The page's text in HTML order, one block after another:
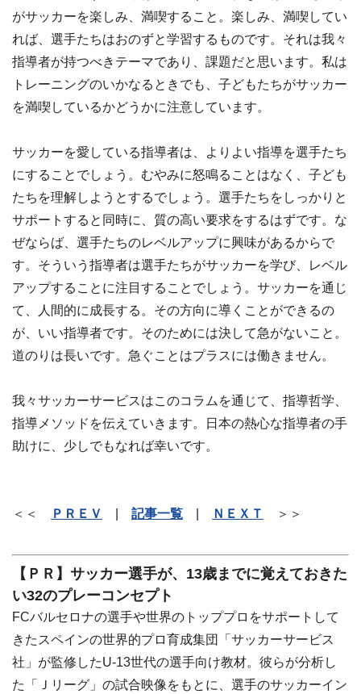
がサッカーを楽しみ、満喫すること。楽しみ、満喫してい
れば、選手たちはおのずと学習するものです。それは我々
指導者が持つべきテーマであり、課題だと思います。私は
トレーニングのいかなるときでも、子どもたちがサッカー
を満喫しているかどうかに注意しています。
サッカーを愛している指導者は、よりよい指導を選手たち
にすることでしょう。むやみに怒鳴ることはなく、子ども
たちを理解しようとするでしょう。選手たちをしっかりと
サポートすると同時に、質の高い要求をするはずです。な
ぜならば、選手たちのレベルアップに興味があるからで
す。そういう指導者は選手たちがサッカーを学び、レベル
アップすることに注目することでしょう。サッカーを通じ
て、人間的に成長する。その方向に導くことができるの
が、いい指導者です。そのためには決して急がないこと。
道のりは長いです。急ぐことはプラスには働きません。
我々サッカーサービスはこのコラムを通じて、指導哲学、
指導メソッドを伝えていきます。日本の熱心な指導者の手
助けに、少しでもなれば幸いです。
＜＜ ＰＲＥＶ 記事一覧 ＮＥＸＴ ＞＞
【ＰＲ】サッカー選手が、13歳までに覚えておきた
い32のプレーコンセプト
FCバルセロナの選手や世界のトッププロをサポートして
きたスペインの世界的プロ育成集団「サッカーサービス
社」が監修したU-13世代の選手向け教材。彼らが分析し
た「Ｊリーグ」の試合映像をもとに、選手のサッカーイン